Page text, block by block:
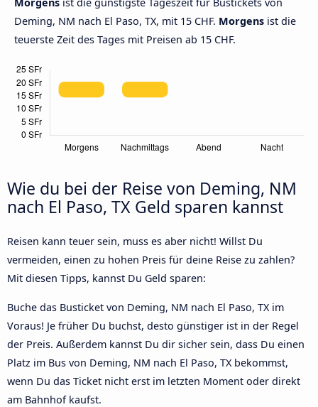
Morgens ist die günstigste Tageszeit für Bustickets von
Deming, NM nach El Paso, TX, mit 15 CHF. Morgens ist die
teuerste Zeit des Tages mit Preisen ab 15 CHF.
Wie du bei der Reise von Deming, NM
nach El Paso, TX Geld sparen kannst
Reisen kann teuer sein, muss es aber nicht! Willst Du
vermeiden, einen zu hohen Preis für deine Reise zu zahlen?
Mit diesen Tipps, kannst Du Geld sparen:
Buche das Busticket von Deming, NM nach El Paso, TX im
Voraus! Je früher Du buchst, desto günstiger ist in der Regel
der Preis. Außerdem kannst Du dir sicher sein, dass Du einen
Platz im Bus von Deming, NM nach El Paso, TX bekommst,
wenn Du das Ticket nicht erst im letzten Moment oder direkt
am Bahnhof kaufst.